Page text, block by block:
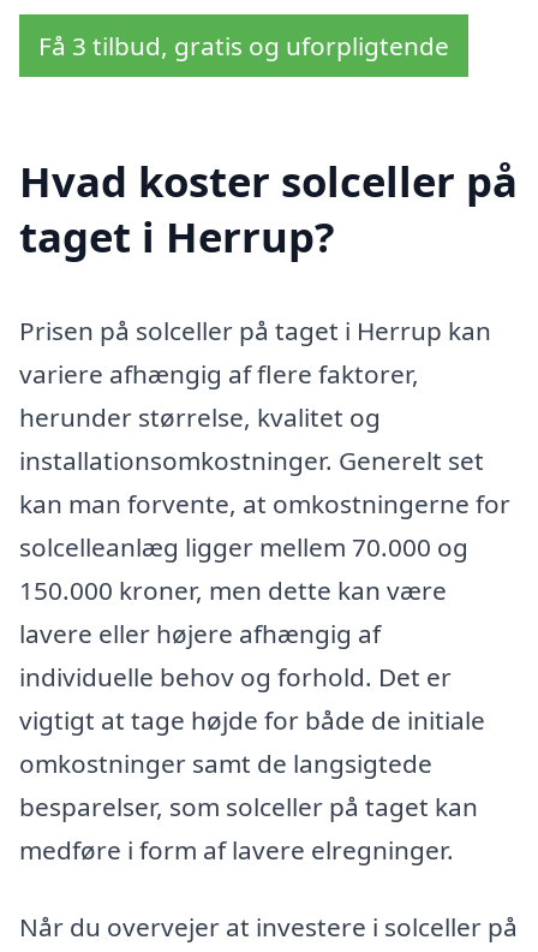
Få 3 tilbud, gratis og uforpligtende
Hvad koster solceller på
taget i Herrup?
Prisen på solceller på taget i Herrup kan
variere afhængig af flere faktorer,
herunder størrelse, kvalitet og
installationsomkostninger. Generelt set
kan man forvente, at omkostningerne for
solcelleanlæg ligger mellem 70.000 og
150.000 kroner, men dette kan være
lavere eller højere afhængig af
individuelle behov og forhold. Det er
vigtigt at tage højde for både de initiale
omkostninger samt de langsigtede
besparelser, som solceller på taget kan
medføre i form af lavere elregninger.
Når du overvejer at investere i solceller på